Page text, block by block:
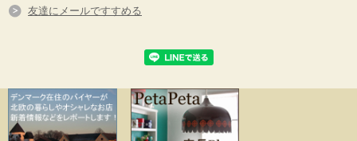
■製造国：デンマーク
■サイズ ：×cm
し支えるようなダメージはありません。
友達にメールですすめる